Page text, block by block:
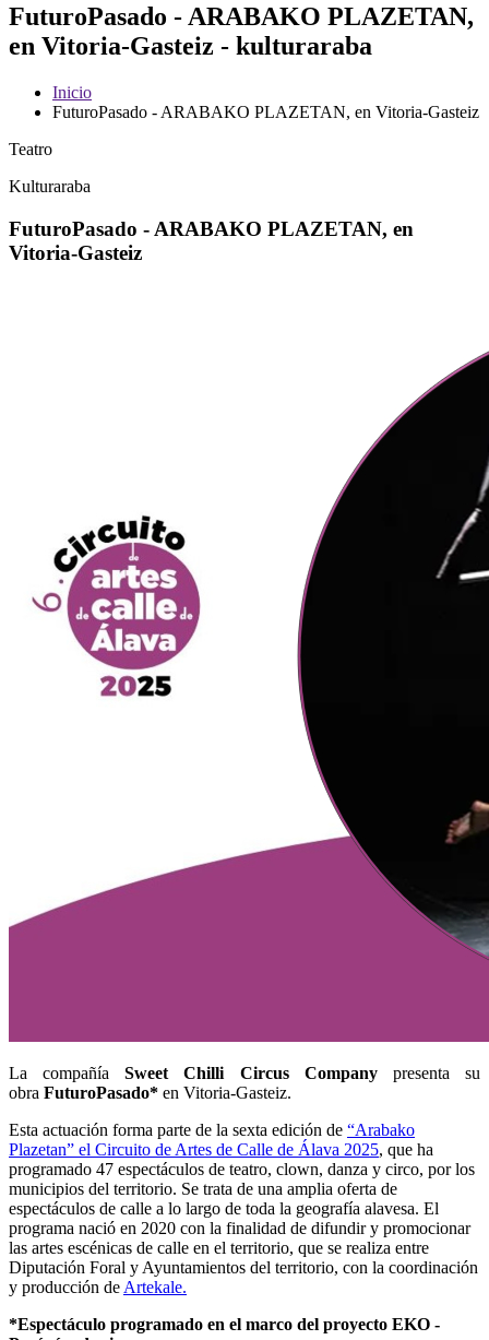
FuturoPasado - ARABAKO PLAZETAN,
en Vitoria-Gasteiz - kulturaraba
Inicio
FuturoPasado - ARABAKO PLAZETAN, en Vitoria-Gasteiz
Teatro
Kulturaraba
FuturoPasado - ARABAKO PLAZETAN, en
Vitoria-Gasteiz
La compañíaSweet Chilli Circus Company presenta su
obra FuturoPasado* en Vitoria-Gasteiz.
Esta actuación forma parte de la sexta edición de “Arabako
Plazetan” el Circuito de Artes de Calle de Álava 2025, que ha
programado 47 espectáculos de teatro, clown, danza y circo, por los
municipios del territorio. Se trata de una amplia oferta de
espectáculos de calle a lo largo de toda la geografía alavesa. El
programa nació en 2020 con la finalidad de difundir y promocionar
las artes escénicas de calle en el territorio, que se realiza entre
Diputación Foral y Ayuntamientos del territorio, con la coordinación
y producción de Artekale.
*Espectáculo programado en el marco del proyecto EKO -